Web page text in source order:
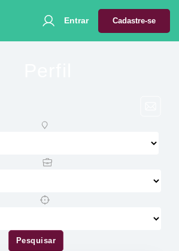
Entrar Cadastre-se
Pesquisar